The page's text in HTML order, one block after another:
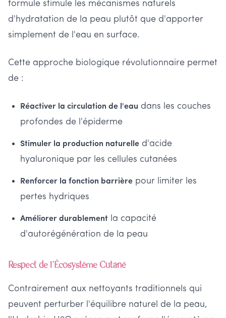
formule stimule les mécanismes naturels
d'hydratation de la peau plutôt que d'apporter
simplement de l'eau en surface.
Cette approche biologique révolutionnaire permet
de :
Réactiver la circulation de l'eau dans les couches
profondes de l'épiderme
Stimuler la production naturelle d'acide
hyaluronique par les cellules cutanées
Renforcer la fonction barrière pour limiter les
pertes hydriques
Améliorer durablement la capacité
d'autorégénération de la peau
Respect de l'Écosystème Cutané
Contrairement aux nettoyants traditionnels qui
peuvent perturber l'équilibre naturel de la peau,